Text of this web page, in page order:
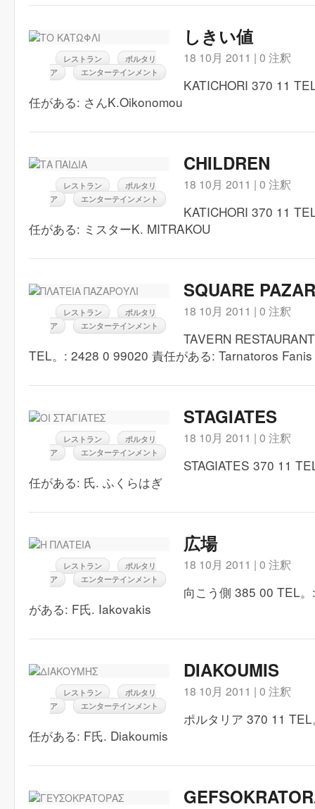
レストラン
ポルタリ
ア
エンターテインメント
しきい値
18 10月 2011 | 0 注釈
KATICHORI 370 11
任がある: さんK.Oikonomou
レストラン
ポルタリ
ア
エンターテインメント
CHILDREN
18 10月 2011 | 0 注釈
KATICHORI 370 11
任がある: ミスターK. MITRAKOU
レストラン
ポルタリ
ア
エンターテインメント
SQUARE
18 10月 2011 | 0 注釈
TAVERN
TEL。: 2428 0 99020 責任がある: Tarnatoros Fanis
レストラン
ポルタリ
ア
エンターテインメント
STAGIATES
18 10月 2011 | 0 注釈
STAGIATES 370 11
任がある: 氏. ふくらはぎ
レストラン
ポルタリ
ア
エンターテインメント
広場
18 10月 2011 | 0 注釈
向こう側 385 00 TEL
がある: F氏. Iakovakis
レストラン
ポルタリ
ア
エンターテインメント
DIAKOUMIS
18 10月 2011 | 0 注釈
ポルタリア 370 11
任がある: F氏. Diakoumis